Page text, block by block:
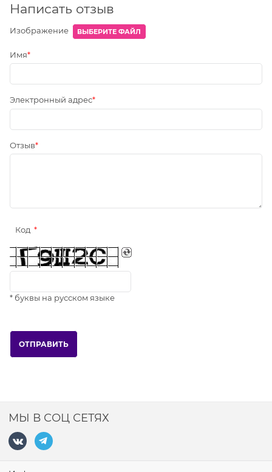
Написать отзыв
Изображение ВЫБЕРИТЕ ФАЙЛ
Имя
Электронный адрес
Отзыв
Код
* буквы на русском языке
МЫ В СОЦ СЕТЯХ